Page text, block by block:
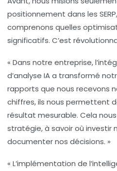
positionnement dans les
comprenons quelles
significatifs. C’est
« Dans notre entreprise,
d’analyse IA a transformé
rapports que nous recevons
chiffres, ils nous permettent
résultat mesurable. Cela
stratégie, à savoir où investir
documenter nos décisions. »
« L’implémentation de